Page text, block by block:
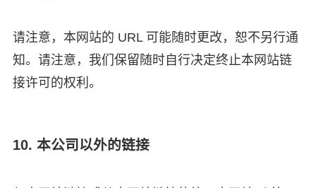
请注意，本网站的 URL 可能随时更改，恕不另行通
知。请注意，我们保留随时自行决定终止本网站链
接许可的权利。
10. 本公司以外的链接